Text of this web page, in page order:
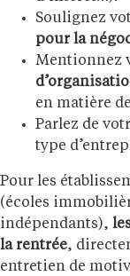
Soulignez
pour la
Mentionnez
en matière
Parlez de
type
Pour les
(écoles
indépendants),
la rentrée,
entretien de